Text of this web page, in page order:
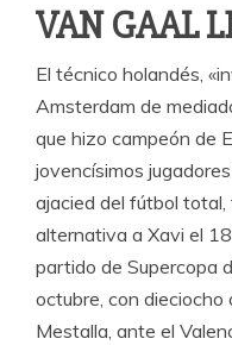
VAN GAAL
El técnico holandés,
Amsterdam de
que hizo campeón de
jovencísimos
ajacied del fútbol total,
alternativa a Xavi el
partido de Supercopa
octubre, con dieciocho
Mestalla, ante el